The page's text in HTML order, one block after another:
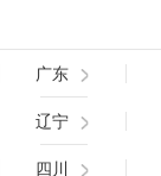
广东
辽宁
四川